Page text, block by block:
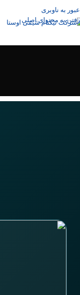
عبور به ناوبری
رفتن به محتوای اصلی